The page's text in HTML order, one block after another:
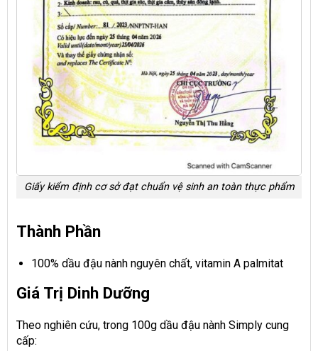
Giấy kiểm định cơ sở đạt chuẩn vệ sinh an toàn thực phẩm
Thành Phần
100% dầu đậu nành nguyên chất, vitamin A palmitat
Giá Trị Dinh Dưỡng
Theo nghiên cứu, trong 100g dầu đậu nành Simply cung
cấp: